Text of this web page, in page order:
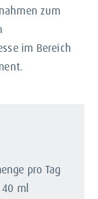
zum
im Bereich
pro Tag
ml